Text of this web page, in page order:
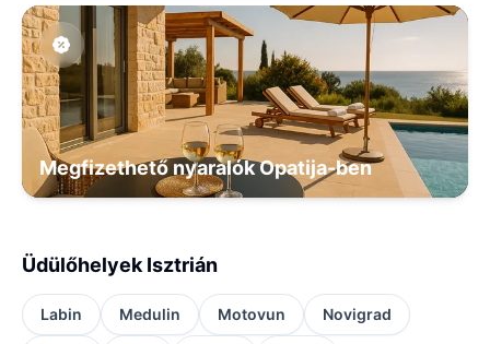
Megfizethető nyaralók Opatija-ben
Üdülőhelyek Isztrián
Labin Medulin Motovun Novigrad